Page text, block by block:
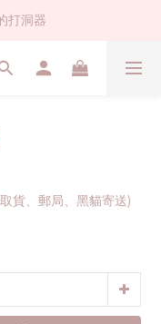
打洞器
打洞器
不買爆
洞器
貨、郵局、黑貓寄送)